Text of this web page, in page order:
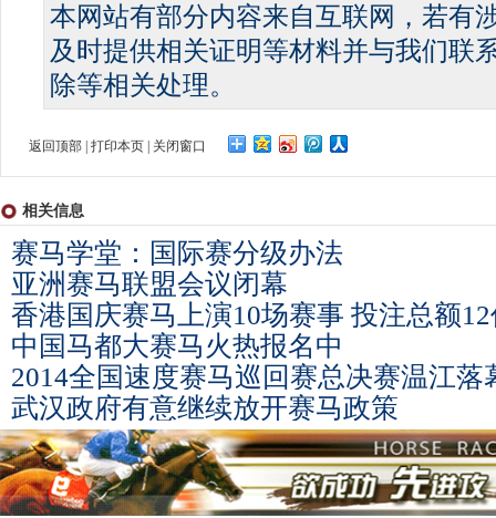
本网站有部分内容来自互联网，若有
及时提供相关证明等材料并与我们联
除等相关处理。
返回顶部 打印本页 关闭窗口
相关信息
赛马学堂：国际赛分级办法
亚洲赛马联盟会议闭幕
香港国庆赛马上演10场赛事 投注总额
中国马都大赛马火热报名中
2014全国速度赛马巡回赛总决赛温江落
武汉政府有意继续放开赛马政策